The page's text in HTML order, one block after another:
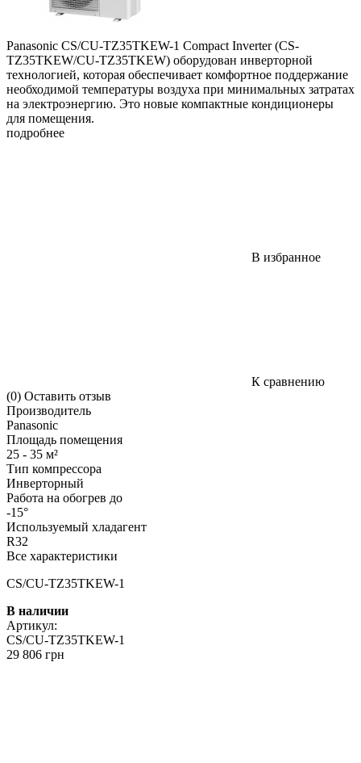
Panasonic CS/CU-TZ35TKEW-1 Compact Inverter (CS-
TZ35TKEW/CU-TZ35TKEW) оборудован инверторной
технологией, которая обеспечивает комфортное поддержание
необходимой температуры воздуха при минимальных затратах
на электроэнергию. Это новые компактные кондиционеры
для помещения.
подробнее
В избранное
К сравнению
(0) Оставить отзыв
Производитель
Panasonic
Площадь помещения
25 - 35 м²
Тип компрессора
Инверторный
Работа на обогрев до
-15°
Используемый хладагент
R32
Все характеристики
CS/CU-TZ35TKEW-1
В наличии
Артикул:
CS/CU-TZ35TKEW-1
29 806 грн